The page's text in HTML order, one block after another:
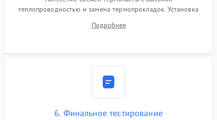
теплопроводностью и замена термопрокладок. Установка
шлейфов, модулей памяти и накопителей. Предварительная
Подробнее
6. Финальное тестирование